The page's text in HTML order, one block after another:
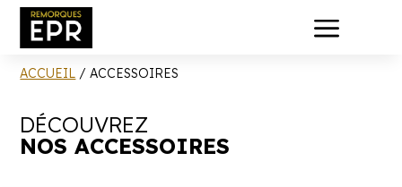
a
ACCUEIL / ACCESSOIRES
DÉCOUVREZ
NOS ACCESSOIRES